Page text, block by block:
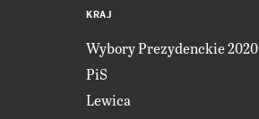
KRAJ
Wybory Prezydenckie 2020
PiS
Lewica